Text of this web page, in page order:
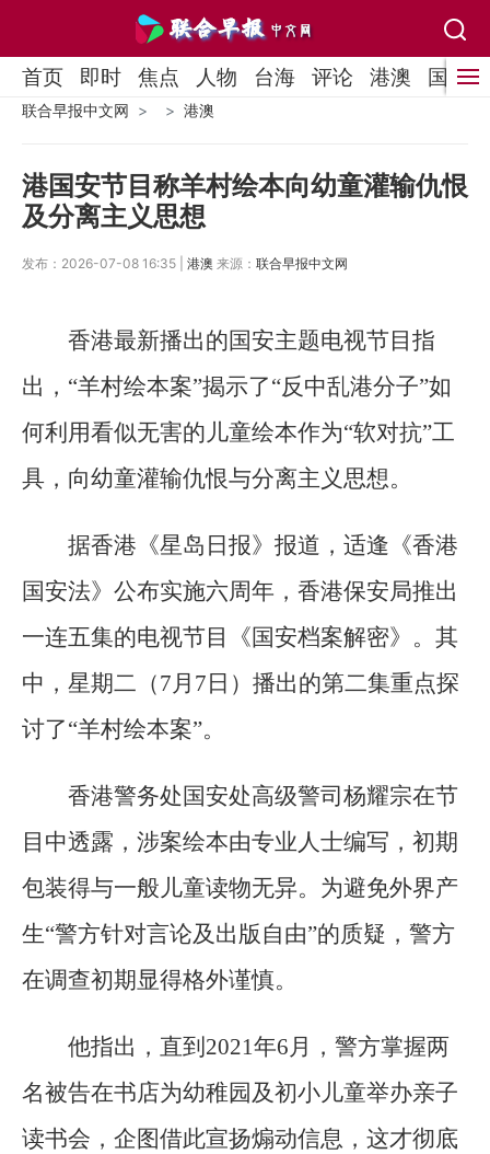
首页 即时 焦点 人物 台海 评论 港澳 国际
联合早报中文网 港澳
港国安节目称羊村绘本向幼童灌输仇恨
及分离主义思想
发布：2026-07-08 16:35 | 港澳 来源： 联合早报中文网
香港最新播出的国安主题电视节目指
出，“羊村绘本案”揭示了“反中乱港分子”如
何利用看似无害的儿童绘本作为“软对抗”工
具，向幼童灌输仇恨与分离主义思想。
据香港《星岛日报》报道，适逢《香港
国安法》公布实施六周年，香港保安局推出
一连五集的电视节目《国安档案解密》。其
中，星期二（7月7日）播出的第二集重点探
讨了“羊村绘本案”。
香港警务处国安处高级警司杨耀宗在节
目中透露，涉案绘本由专业人士编写，初期
包装得与一般儿童读物无异。为避免外界产
生“警方针对言论及出版自由”的质疑，警方
在调查初期显得格外谨慎。
他指出，直到2021年6月，警方掌握两
名被告在书店为幼稚园及初小儿童举办亲子
读书会，企图借此宣扬煽动信息，这才彻底